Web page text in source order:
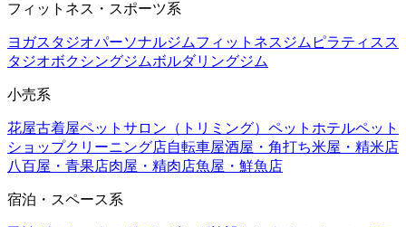
フィットネス・スポーツ系
ヨガスタジオパーソナルジムフィットネスジム ピラティスス
タジオボクシングジムボルダリングジム
小売系
花屋古着屋ペットサロン（トリミング） ペットホテルペット
ショップクリーニング店自転車屋酒屋・角打ち米屋・精米店
八百屋・青果店肉屋・精肉店魚屋・鮮魚店
宿泊・スペース系